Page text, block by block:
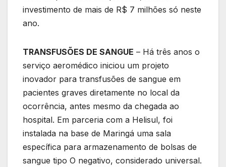
investimento de mais de R$ 7 milhões só neste
ano.
TRANSFUSÕES DE SANGUE – Há três anos o
serviço aeromédico iniciou um projeto
inovador para transfusões de sangue em
pacientes graves diretamente no local da
ocorrência, antes mesmo da chegada ao
hospital. Em parceria com a Helisul, foi
instalada na base de Maringá uma sala
específica para armazenamento de bolsas de
sangue tipo O negativo, considerado universal.